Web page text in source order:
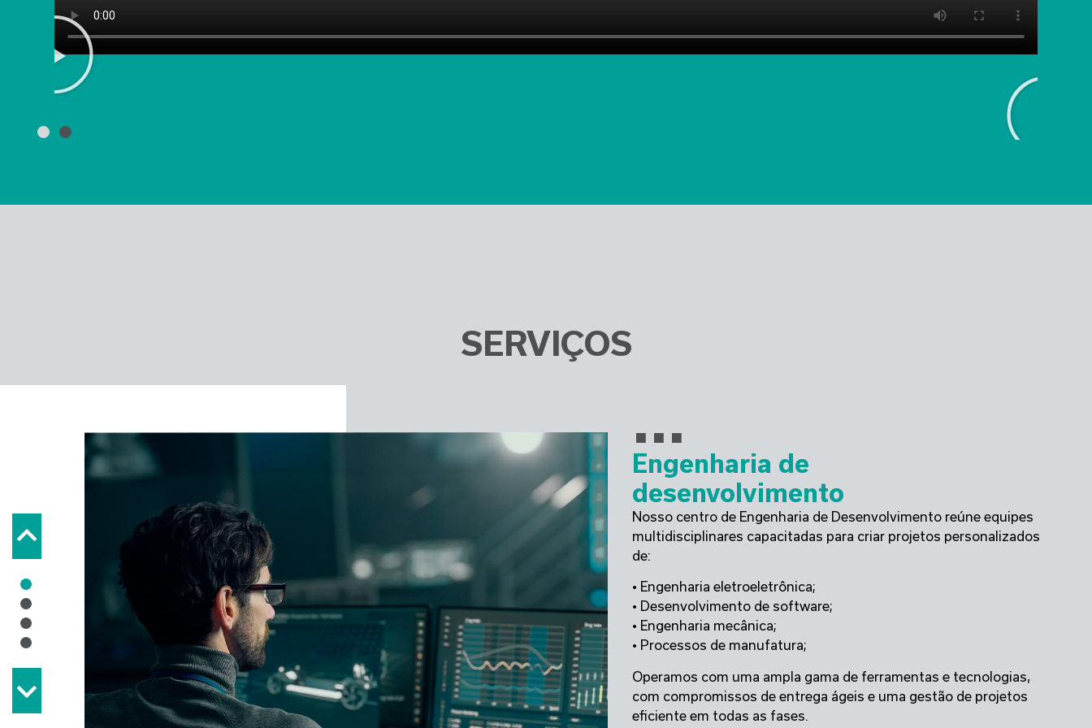
SERVIÇOS
...
Engenharia de
desenvolvimento
Nosso centro de Engenharia de Desenvolvimento reúne equipes
multidisciplinares capacitadas para criar projetos personalizados
de:
• Engenharia eletroeletrônica;
• Desenvolvimento de software;
• Engenharia mecânica;
• Processos de manufatura;
Operamos com uma ampla gama de ferramentas e tecnologias,
com compromissos de entrega ágeis e uma gestão de projetos
eficiente em todas as fases.